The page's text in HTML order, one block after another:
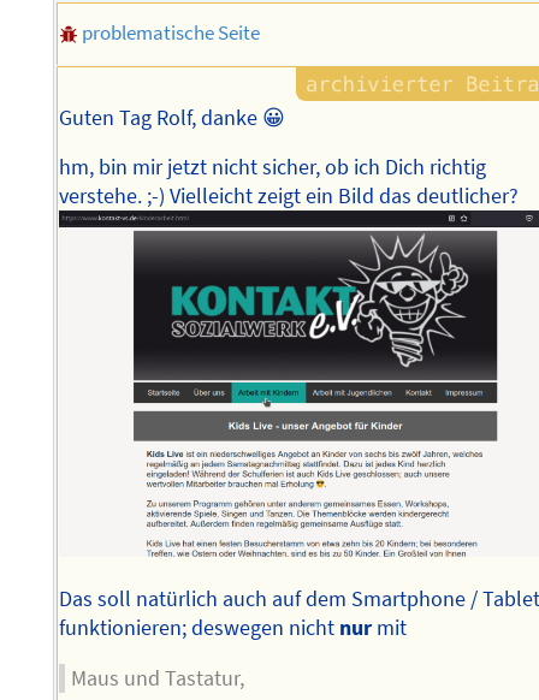
problematische Seite
Guten Tag Rolf, danke 😀
hm, bin mir jetzt nicht sicher, ob ich Dich richtig
verstehe. ;-) Vielleicht zeigt ein Bild das deutlicher?
Das soll natürlich auch auf dem Smartphone /
funktionieren; deswegen nicht nur mit
Maus und Tastatur,